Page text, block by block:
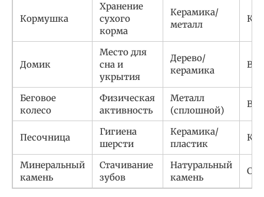
Кормушка
Хранение
сухого
корма
Керамика/
металл
Домик
Место для
сна и
укрытия
Дерево/
керамика
Беговое
колесо
Физическая
активность
Металл
(сплошной)
Песочница
Гигиена
шерсти
Керамика/
пластик
Минеральный
камень
Стачивание
зубов
Натуральный
камень